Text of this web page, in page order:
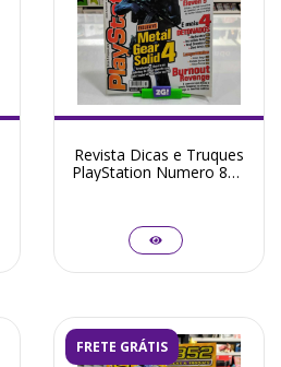
Revista Dicas e Truques
PlayStation Numero 81 -
FRETE GRÁTIS